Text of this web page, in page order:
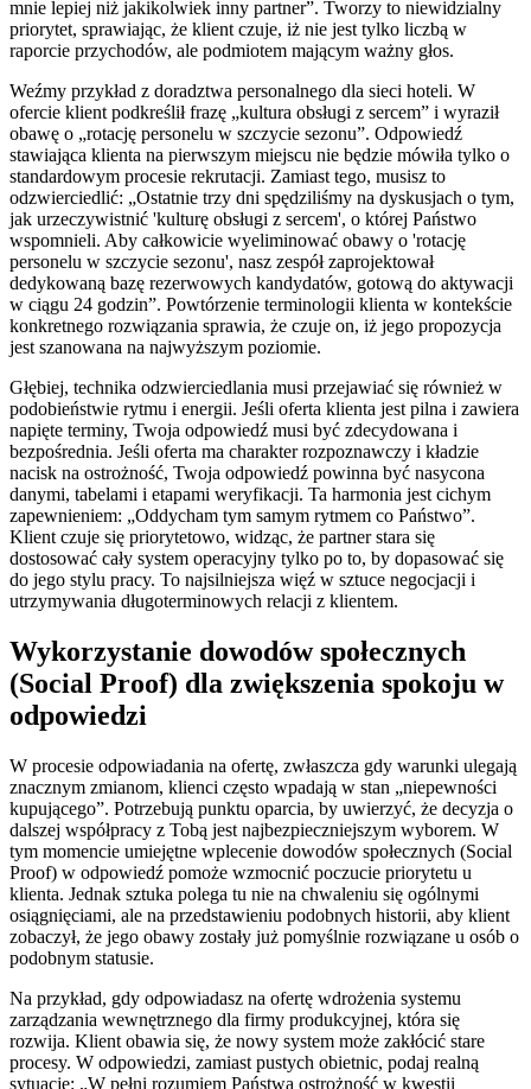
mnie lepiej niż jakikolwiek inny partner”. Tworzy to niewidzialny
priorytet, sprawiając, że klient czuje, iż nie jest tylko liczbą w
raporcie przychodów, ale podmiotem mającym ważny głos.
Weźmy przykład z doradztwa personalnego dla sieci hoteli. W
ofercie klient podkreślił frazę „kultura obsługi z sercem” i wyraził
obawę o „rotację personelu w szczycie sezonu”. Odpowiedź
stawiająca klienta na pierwszym miejscu nie będzie mówiła tylko o
standardowym procesie rekrutacji. Zamiast tego, musisz to
odzwierciedlić: „Ostatnie trzy dni spędziliśmy na dyskusjach o tym,
jak urzeczywistnić 'kulturę obsługi z sercem', o której Państwo
wspomnieli. Aby całkowicie wyeliminować obawy o 'rotację
personelu w szczycie sezonu', nasz zespół zaprojektował
dedykowaną bazę rezerwowych kandydatów, gotową do aktywacji
w ciągu 24 godzin”. Powtórzenie terminologii klienta w kontekście
konkretnego rozwiązania sprawia, że czuje on, iż jego propozycja
jest szanowana na najwyższym poziomie.
Głębiej, technika odzwierciedlania musi przejawiać się również w
podobieństwie rytmu i energii. Jeśli oferta klienta jest pilna i zawiera
napięte terminy, Twoja odpowiedź musi być zdecydowana i
bezpośrednia. Jeśli oferta ma charakter rozpoznawczy i kładzie
nacisk na ostrożność, Twoja odpowiedź powinna być nasycona
danymi, tabelami i etapami weryfikacji. Ta harmonia jest cichym
zapewnieniem: „Oddycham tym samym rytmem co Państwo”.
Klient czuje się priorytetowo, widząc, że partner stara się
dostosować cały system operacyjny tylko po to, by dopasować się
do jego stylu pracy. To najsilniejsza więź w sztuce negocjacji i
utrzymywania długoterminowych relacji z klientem.
Wykorzystanie dowodów społecznych
(Social Proof) dla zwiększenia spokoju w
odpowiedzi
W procesie odpowiadania na ofertę, zwłaszcza gdy warunki ulegają
znacznym zmianom, klienci często wpadają w stan „niepewności
kupującego”. Potrzebują punktu oparcia, by uwierzyć, że decyzja o
dalszej współpracy z Tobą jest najbezpieczniejszym wyborem. W
tym momencie umiejętne wplecenie dowodów społecznych (Social
Proof) w odpowiedź pomoże wzmocnić poczucie priorytetu u
klienta. Jednak sztuka polega tu nie na chwaleniu się ogólnymi
osiągnięciami, ale na przedstawieniu podobnych historii, aby klient
zobaczył, że jego obawy zostały już pomyślnie rozwiązane u osób o
podobnym statusie.
Na przykład, gdy odpowiadasz na ofertę wdrożenia systemu
zarządzania wewnętrznego dla firmy produkcyjnej, która się
rozwija. Klient obawia się, że nowy system może zakłócić stare
procesy. W odpowiedzi, zamiast pustych obietnic, podaj realną
sytuację: „W pełni rozumiem Państwa ostrożność w kwestii